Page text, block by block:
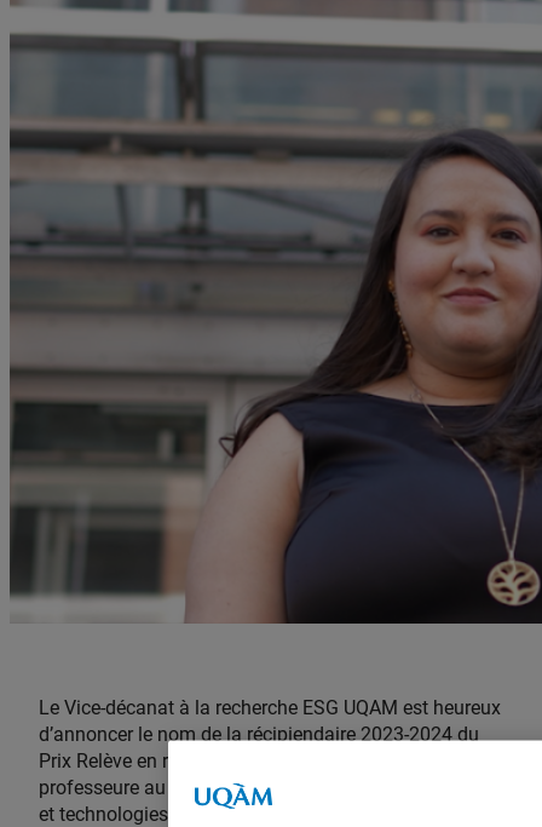
Le Vice-décanat à la recherche ESG UQAM est heureux
d’annoncer le nom de la récipiendaire 2023-2024 du
Prix Relève en recherche 2023-2024. Il s’agit de la
professeure au Département d’analytique, opérations
et technologies de l’information,